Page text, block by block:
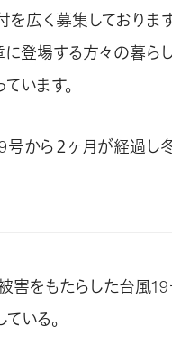
を広く募集しておりま
に登場する方々の暮ら
います。
号から２ヶ月が経過
害をもたらした台風
いる。